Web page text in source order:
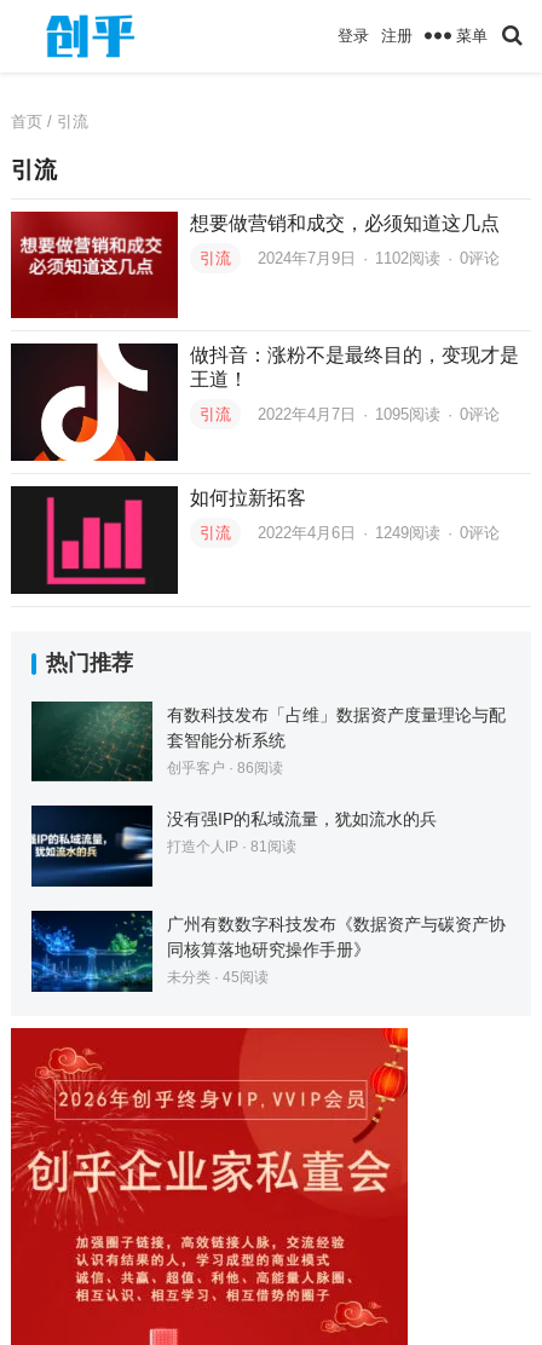
登录 注册 菜单
首页/ 引流
引流
想要做营销和成交，必须知道这几点
引流 2024年7月9日 · 1102阅读 · 0评论
做抖音：涨粉不是最终目的，变现才是
王道！
引流 2022年4月7日 · 1095阅读 · 0评论
如何拉新拓客
引流 2022年4月6日 · 1249阅读 · 0评论
热门推荐
有数科技发布「占维」数据资产度量理论与配
套智能分析系统
创乎客户 · 86阅读
没有强IP的私域流量，犹如流水的兵
打造个人IP· 81阅读
广州有数数字科技发布《数据资产与碳资产协
同核算落地研究操作手册》
未分类· 45阅读